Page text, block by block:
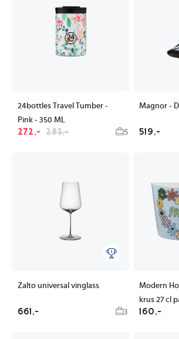
24bottles Travel Tumber -
Pink - 350 ML
272,- 283,- 5
Magnor -
519,-
Zalto universal vinglass
661,- 3
Modern
krus 27 cl
160,-